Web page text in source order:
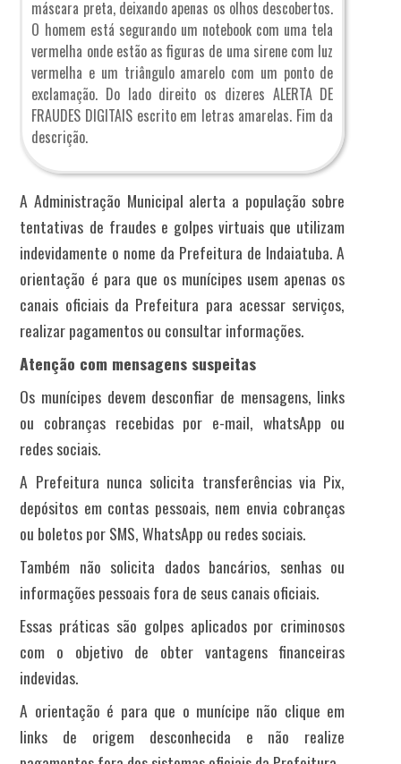
máscara preta, deixando apenas os olhos descobertos.
O homem está segurando um notebook com uma tela
vermelha onde estão as figuras de uma sirene com luz
vermelha e um triângulo amarelo com um ponto de
exclamação. Do lado direito os dizeres ALERTA DE
FRAUDES DIGITAIS escrito em letras amarelas. Fim da
descrição.
A Administração Municipal alerta a população sobre
tentativas de fraudes e golpes virtuais que utilizam
indevidamente o nome da Prefeitura de Indaiatuba. A
orientação é para que os munícipes usem apenas os
canais oficiais da Prefeitura para acessar serviços,
realizar pagamentos ou consultar informações.
Atenção com mensagens suspeitas
Os munícipes devem desconfiar de mensagens, links
ou cobranças recebidas por e-mail, whatsApp ou
redes sociais.
A Prefeitura nunca solicita transferências via Pix,
depósitos em contas pessoais, nem envia cobranças
ou boletos por SMS, WhatsApp ou redes sociais.
Também não solicita dados bancários, senhas ou
informações pessoais fora de seus canais oficiais.
Essas práticas são golpes aplicados por criminosos
com o objetivo de obter vantagens financeiras
indevidas.
A orientação é para que o munícipe não clique em
links de origem desconhecida e não realize